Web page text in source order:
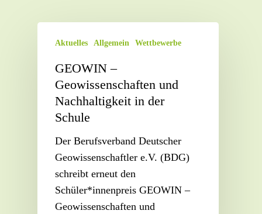
Aktuelles Allgemein Wettbewerbe
GEOWIN –
Geowissenschaften und
Nachhaltigkeit in der
Schule
Der Berufsverband Deutscher
Geowissenschaftler e.V. (BDG)
schreibt erneut den
Schüler*innenpreis GEOWIN –
Geowissenschaften und